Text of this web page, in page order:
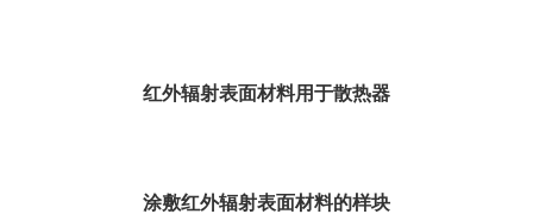
红外辐射表面材料用于散热器
涂敷红外辐射表面材料的样块